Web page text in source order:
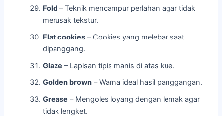
Fold – Teknik mencampur perlahan agar tidak
merusak tekstur.
Flat cookies – Cookies yang melebar saat
dipanggang.
Glaze – Lapisan tipis manis di atas kue.
Golden brown – Warna ideal hasil panggangan.
Grease – Mengoles loyang dengan lemak agar
tidak lengket.